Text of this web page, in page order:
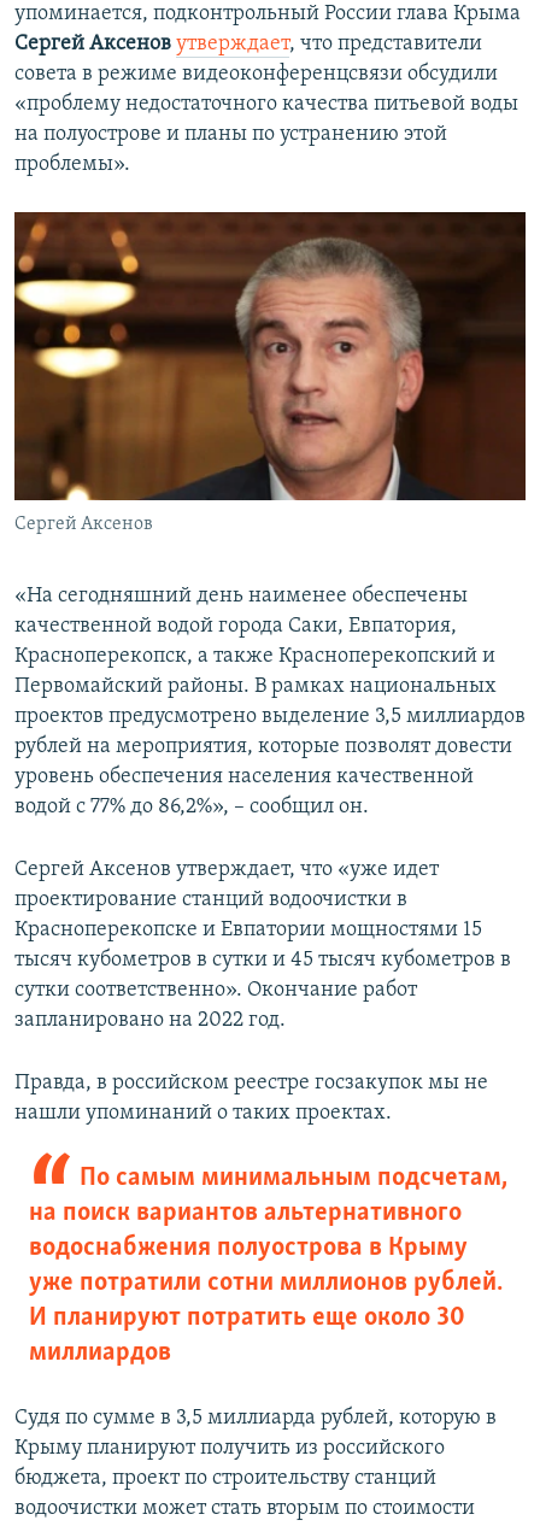
упоминается, подконтрольный России глава Крыма
Сергей Аксенов утверждает, что представители
совета в режиме видеоконференцсвязи обсудили
«проблему недостаточного качества питьевой воды
на полуострове и планы по устранению этой
проблемы».
Сергей Аксенов
«На сегодняшний день наименее обеспечены
качественной водой города Саки, Евпатория,
Красноперекопск, а также Красноперекопский и
Первомайский районы. В рамках национальных
проектов предусмотрено выделение 3,5 миллиардов
рублей на мероприятия, которые позволят довести
уровень обеспечения населения качественной
водой с 77% до 86,2%», – сообщил он.
Сергей Аксенов утверждает, что «уже идет
проектирование станций водоочистки в
Красноперекопске и Евпатории мощностями 15
тысяч кубометров в сутки и 45 тысяч кубометров в
сутки соответственно». Окончание работ
запланировано на 2022 год.
Правда, в российском реестре госзакупок мы не
нашли упоминаний о таких проектах.
По самым минимальным подсчетам,
на поиск вариантов альтернативного
водоснабжения полуострова в Крыму
уже потратили сотни миллионов рублей.
И планируют потратить еще около 30
миллиардов
Судя по сумме в 3,5 миллиарда рублей, которую в
Крыму планируют получить из российского
бюджета, проект по строительству станций
водоочистки может стать вторым по стоимости